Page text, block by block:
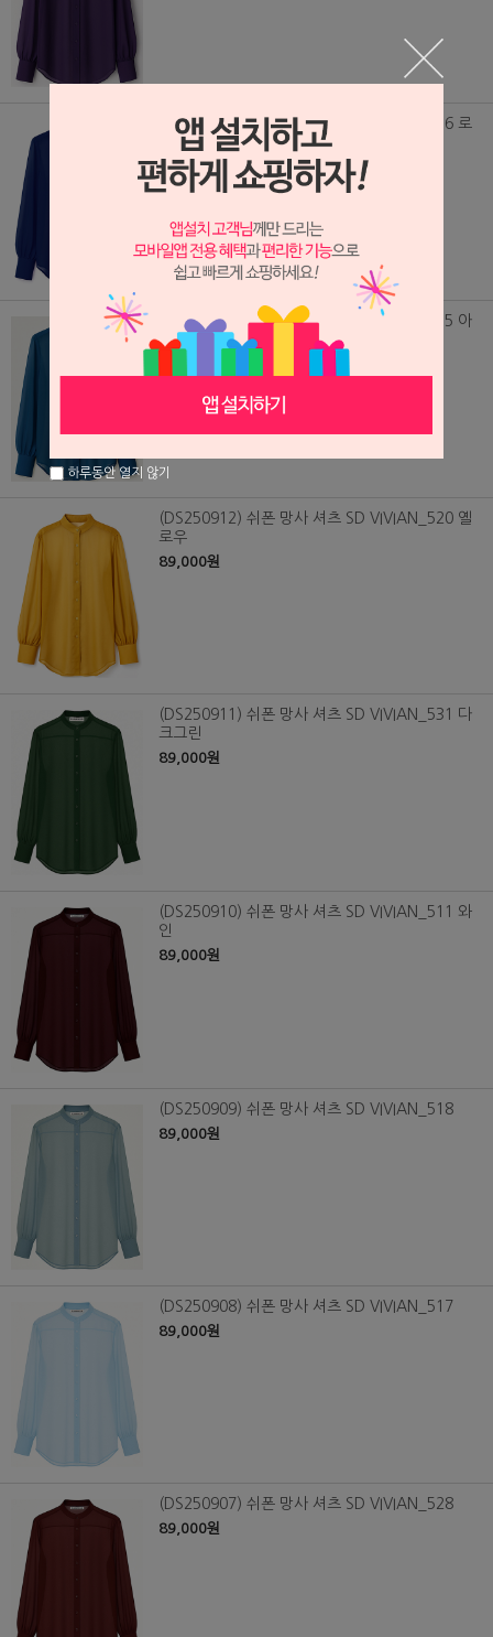
(DS250914) 쉬폰 망사 셔츠 SD VIVIAN_536 로
얄블루
89,000원
(DS250913) 쉬폰 망사 셔츠 SD VIVIAN_535 아
쿠아블
89,000원
(DS250912) 쉬폰 망사 셔츠 SD VIVIAN_520 옐
로우
89,000원
(DS250911) 쉬폰 망사 셔츠 SD VIVIAN_531 다
크그린
89,000원
(DS250910) 쉬폰 망사 셔츠 SD VIVIAN_511 와
인
89,000원
(DS250909) 쉬폰 망사 셔츠 SD VIVIAN_518
89,000원
(DS250908) 쉬폰 망사 셔츠 SD VIVIAN_517
89,000원
(DS250907) 쉬폰 망사 셔츠 SD VIVIAN_528
89,000원
하루동안 열지 않기